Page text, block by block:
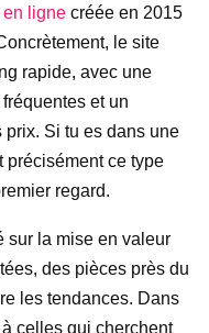
en ligne créée en 2015
le site
rapide, avec une
et un
prix. Si tu es dans une
précisément ce type
regard.
sur la mise en valeur
des pièces près du
les tendances. Dans
à celles qui cherchent